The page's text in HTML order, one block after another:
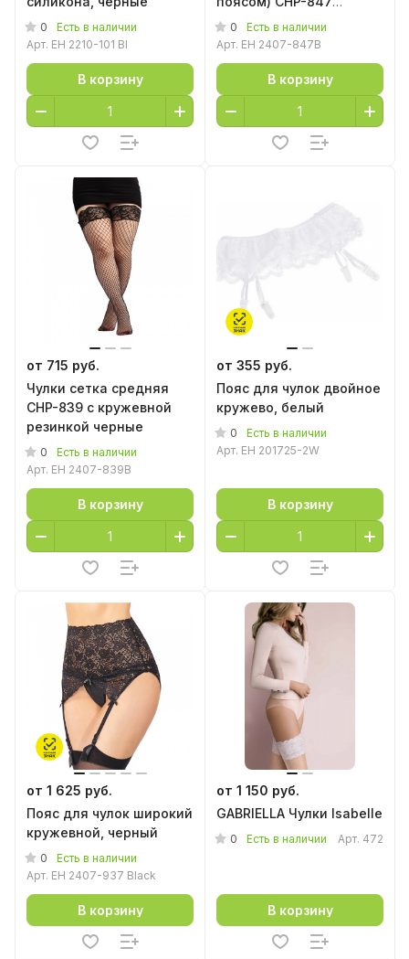
0
Есть в наличии
Арт. EH 2210-101 Bl
В корзину
ажурная сетка черные
0
Есть в наличии
Арт. EH 2407-847B
В корзину
от 715 руб.
Чулки сетка средняя
CHP-839 с кружевной
резинкой черные
0
Есть в наличии
Арт. EH 2407-839B
В корзину
от 355 руб.
Пояс для чулок двойное
кружево, белый
0
Есть в наличии
Арт. EH 201725-2W
В корзину
от 1 625 руб.
Пояс для чулок широкий
кружевной, черный
0
Есть в наличии
Арт. EH 2407-937 Black
В корзину
от 1 150 руб.
GABRIELLA Чулки Isabelle
0 Есть в наличии Арт. 472
В корзину